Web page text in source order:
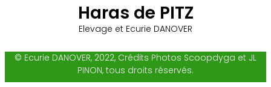
Haras de PITZ
Elevage et Ecurie DANOVER
© Ecurie DANOVER, 2022, Crédits Photos Scoopdyga et JL
PINON, tous droits réservés.